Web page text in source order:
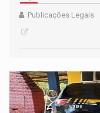
Publicações Legais